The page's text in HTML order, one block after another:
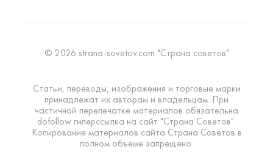
© 2026 strana-sovetov.com "Страна советов"
Статьи, переводы, изображения и торговые марки
принадлежат их авторам и владельцам. При
частичной перепечатке материалов обязательна
dofollow гиперссылка на сайт "Страна Советов".
Копирование материалов сайта Страна Советов в
полном объеме запрещено.